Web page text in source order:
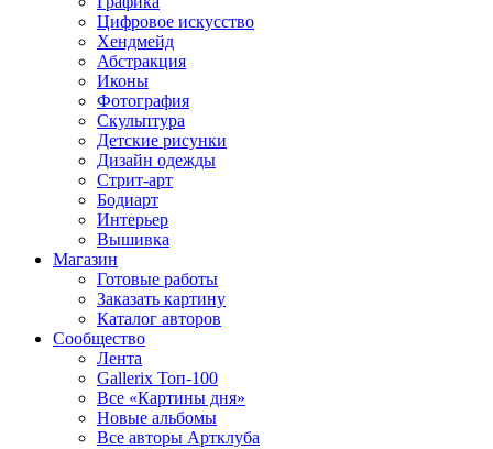
Цифровое искусство
Хендмейд
Абстракция
Иконы
Фотография
Скульптура
Детские рисунки
Дизайн одежды
Стрит-арт
Бодиарт
Интерьер
Вышивка
Магазин
Готовые работы
Заказать картину
Каталог авторов
Сообщество
Лента
Gallerix Топ-100
Все «Картины дня»
Новые альбомы
Все авторы Артклуба